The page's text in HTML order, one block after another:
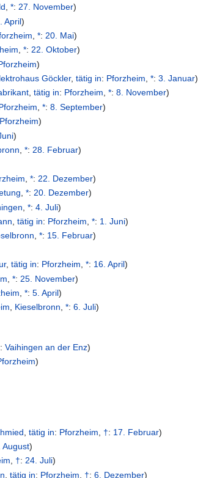
,*: 27. November)
April)
,*: 20. Mai)
,*:22. Oktober)
)
Göckler,tätig in: Pforzheim ,*:3. Januar)
,tätig in: Pforzheim,*:8. November)
,*:8. September)
Pforzheim)
)
,*: 28. Februar)
,*: 22. Dezember)
,*:20. Dezember)
,*:4. Juli)
,tätig in: Pforzheim ,*: 1. Juni)
,*: 15. Februar)
,tätig in: Pforzheim ,*: 16. April)
,*: 25. November)
,*:5. April)
, Kieselbronn,*:6. Juli)
:Vaihingen an der Enz)
)
,tätig in: Pforzheim †: 17. Februar)
August)
, †:24. Juli)
,tätig in: Pforzheim †:6. Dezember)